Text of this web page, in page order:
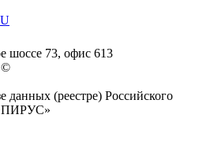
шоссе 73, офис 613
©
данных (реестре) Российского